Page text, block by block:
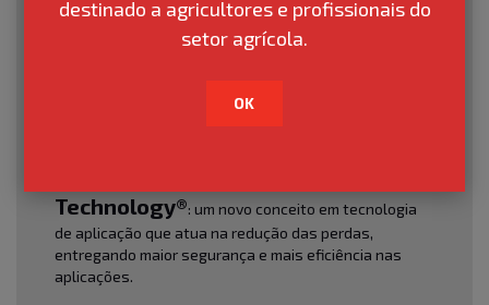
Technology®: um novo conceito em tecnologia
de aplicação que atua na redução das perdas,
entregando maior segurança e mais eficiência nas
aplicações.
destinado a agricultores e profissionais do
setor agrícola.
OK